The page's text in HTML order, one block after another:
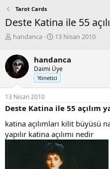
Tarot Cards
Deste Katina ile 55
K
n
b
u
y
u
b
a
l
a
handanca
B
l
a
n
g
ç
a
r
i
h
i
13 Nisan 2010
handanca
Daimi Üye
Yönetici
13 Nisan 2010
Deste Katina ile 55 açılım
katina açılımları kilit büyüsü
yapılır katina açılımı nedir